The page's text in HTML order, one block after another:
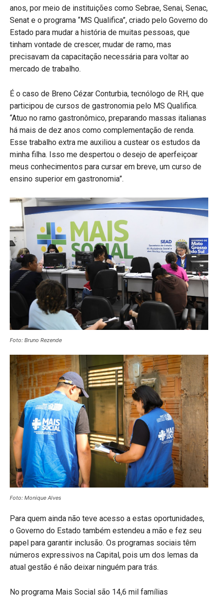
anos, por meio de instituições como Sebrae, Senai, Senac,
Senat e o programa “MS Qualifica”, criado pelo Governo do
Estado para mudar a história de muitas pessoas, que
tinham vontade de crescer, mudar de ramo, mas
precisavam da capacitação necessária para voltar ao
mercado de trabalho.
É o caso de Breno Cézar Conturbia, tecnólogo de RH, que
participou de cursos de gastronomia pelo MS Qualifica.
“Atuo no ramo gastronômico, preparando massas italianas
há mais de dez anos como complementação de renda.
Esse trabalho extra me auxiliou a custear os estudos da
minha filha. Isso me despertou o desejo de aperfeiçoar
meus conhecimentos para cursar em breve, um curso de
ensino superior em gastronomia”.
Foto: Bruno Rezende
Foto: Monique Alves
Para quem ainda não teve acesso a estas oportunidades,
o Governo do Estado também estendeu a mão e fez seu
papel para garantir inclusão. Os programas sociais têm
números expressivos na Capital, pois um dos lemas da
atual gestão é não deixar ninguém para trás.
No programa Mais Social são 14,6 mil famílias